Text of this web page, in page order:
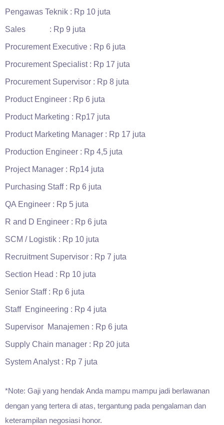
Pengawas Teknik : Rp 10 juta
Sales : Rp 9 juta
Procurement Executive : Rp 6 juta
Procurement Specialist : Rp 17 juta
Procurement Supervisor : Rp 8 juta
Product Engineer : Rp 6 juta
Product Marketing : Rp17 juta
Product Marketing Manager : Rp 17 juta
Production Engineer : Rp 4,5 juta
Project Manager : Rp14 juta
Purchasing Staff : Rp 6 juta
QA Engineer : Rp 5 juta
R and D Engineer : Rp 6 juta
SCM / Logistik : Rp 10 juta
Recruitment Supervisor : Rp 7 juta
Section Head : Rp 10 juta
Senior Staff : Rp 6 juta
Staff Engineering : Rp 4 juta
Supervisor Manajemen : Rp 6 juta
Supply Chain manager : Rp 20 juta
System Analyst : Rp 7 juta
*Note: Gaji yang hendak Anda mampu mampu jadi berlawanan
dengan yang tertera di atas, tergantung pada pengalaman dan
keterampilan negosiasi honor.